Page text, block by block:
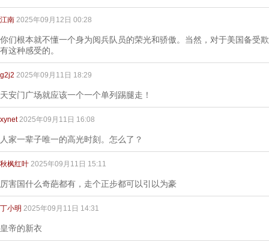
江南 2025年09月12日 00:28
你们根本就不懂一个身为阅兵队员的荣光和骄傲。当然，对于美国备受
有这种感受的。
g2j2 2025年09月11日 18:29
天安门广场就应该一个一个单列踢腿走！
xynet 2025年09月11日 16:08
人家一辈子唯一的高光时刻。怎么了？
秋枫红叶 2025年09月11日 15:11
厉害国什么奇葩都有，走个正步都可以引以为豪
丁小明 2025年09月11日 14:31
皇帝的新衣